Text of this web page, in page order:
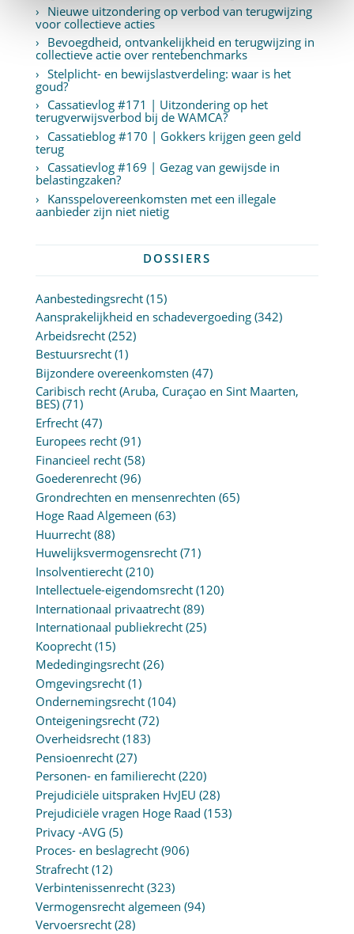
Nieuwe uitzondering op verbod van terugwijzing
voor collectieve acties
Bevoegdheid, ontvankelijkheid en terugwijzing in
collectieve actie over rentebenchmarks
Stelplicht- en bewijslastverdeling: waar is het
goud?
Cassatievlog #171 | Uitzondering op het
terugverwijsverbod bij de WAMCA?
Cassatieblog #170 | Gokkers krijgen geen geld
terug
Cassatievlog #169 | Gezag van gewijsde in
belastingzaken?
Kansspelovereenkomsten met een illegale
aanbieder zijn niet nietig
DOSSIERS
Aanbestedingsrecht(15)
Aansprakelijkheid en schadevergoeding(342)
Arbeidsrecht(252)
Bestuursrecht(1)
Bijzondere overeenkomsten (47)
Caribisch recht (Aruba, Curaçao en Sint Maarten,
BES)(71)
Erfrecht(47)
Europees recht(91)
Financieel recht(58)
Goederenrecht(96)
Grondrechten en mensenrechten (65)
Hoge Raad Algemeen (63)
Huurrecht(88)
Huwelijksvermogensrecht(71)
Insolventierecht(210)
Intellectuele-eigendomsrecht(120)
Internationaal privaatrecht(89)
Internationaal publiekrecht(25)
Kooprecht(15)
Mededingingsrecht(26)
Omgevingsrecht(1)
Ondernemingsrecht(104)
Onteigeningsrecht(72)
Overheidsrecht(183)
Pensioenrecht(27)
Personen- en familierecht(220)
Prejudiciële uitspraken HvJEU (28)
Prejudiciële vragen Hoge Raad (153)
Privacy -AVG (5)
Proces- en beslagrecht(906)
Strafrecht(12)
Verbintenissenrecht(323)
Vermogensrecht algemeen (94)
Vervoersrecht(28)